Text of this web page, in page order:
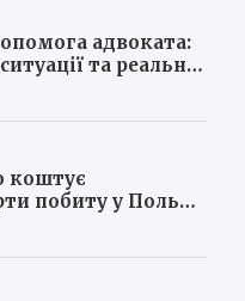
адвоката:
та реальні
коштує
побиту у Польщі
потрапити на